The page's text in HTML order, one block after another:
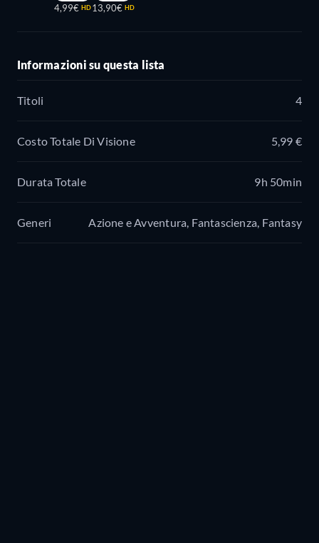
4,99€ HD 13,90€ HD
Informazioni su questa lista
Titoli 4
Costo Totale Di Visione 5,99 €
Durata Totale 9h 50min
Generi Azione e Avventura, Fantascienza, Fantasy